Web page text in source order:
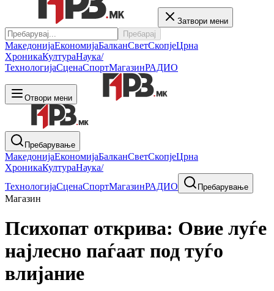
Затвори мени
Пребарај
МакедонијаЕкономијаБалканСветСкопјеЦрна
ХроникаКултураНаука/
ТехнологијаСценаСпортМагазинРАДИО
Отвори мени
Пребарување
МакедонијаЕкономијаБалканСветСкопјеЦрна
ХроникаКултураНаука/
ТехнологијаСценаСпортМагазинРАДИО Пребарување
Магазин
Психопат открива: Овие луѓе
најлесно паѓаат под туѓо
влијание